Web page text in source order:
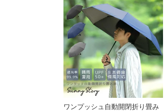
ワンプッシュ自動開閉折り畳み